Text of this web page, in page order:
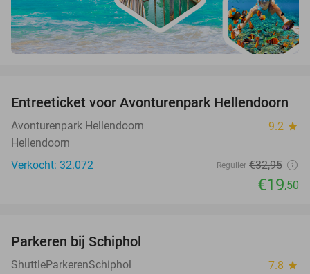
41%
Entreeticket voor Avonturenpark Hellendoorn
Avonturenpark Hellendoorn 9.2 star
Hellendoorn
Verkocht: 32.072
Regulier €32,95
€19,50
Parkeren bij Schiphol
ShuttleParkerenSchiphol 7.8 star